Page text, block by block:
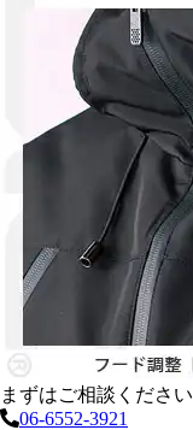
まずはご相談ください
06-6552-3921